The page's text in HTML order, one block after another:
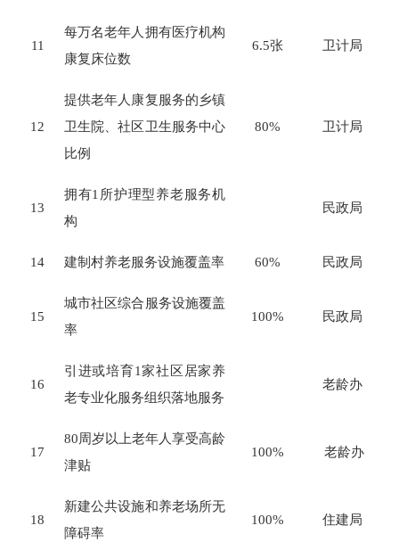
11
每万名老年人拥有医疗机构
康复床位数
6.5张 卫计局
12
提供老年人康复服务的乡镇
卫生院、社区卫生服务中心
比例
80% 卫计局
13
拥有1所护理型养老服务机
构
民政局
14 建制村养老服务设施覆盖率 60% 民政局
15
城市社区综合服务设施覆盖
率
100% 民政局
16
引进或培育1家社区居家养
老专业化服务组织落地服务
老龄办
17
80周岁以上老年人享受高龄
津贴
100% 老龄办
18
新建公共设施和养老场所无
障碍率
100% 住建局